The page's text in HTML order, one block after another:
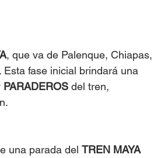
, que va de Palenque, Chiapas,
fase inicial brindará una
PARADEROS del tren,
una parada del TREN MAYA